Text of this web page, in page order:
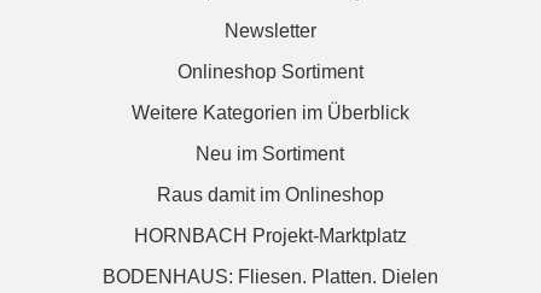
Newsletter
Onlineshop Sortiment
Weitere Kategorien im Überblick
Neu im Sortiment
Raus damit im Onlineshop
HORNBACH Projekt-Marktplatz
BODENHAUS: Fliesen. Platten. Dielen